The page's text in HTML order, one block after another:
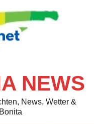
NEWS
News, Wetter &